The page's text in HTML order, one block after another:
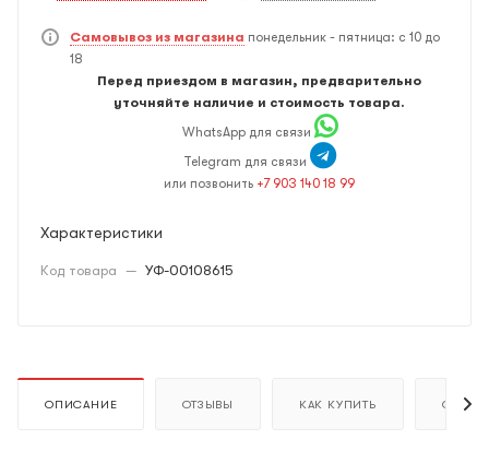
Самовывоз из магазина понедельник - пятница: с 10 до
18
Перед приездом в магазин, предварительно
уточняйте наличие и стоимость товара.
WhatsApp для связи
Telegram для связи
или позвонить +7 903 140 18 99
Характеристики
Код товара — УФ-00108615
ОПИСАНИЕ ОТЗЫВЫ КАК КУПИТЬ ОПЛАТА